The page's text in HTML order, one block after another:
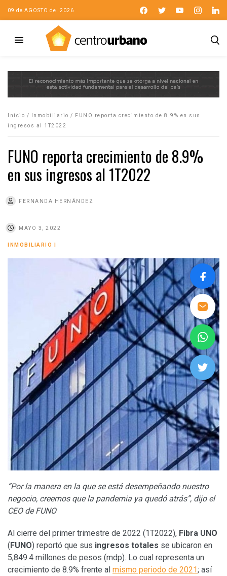
09 de AGOSTO del 2026
Inicio / Inmobiliario /
FUNO reporta crecimiento de 8.9% en sus
ingresos al 1T2022
FUNO reporta crecimiento de 8.9%
en sus ingresos al 1T2022
FERNANDA HERNÁNDEZ
MAYO 3, 2022
INMOBILIARIO
“Por la manera en la que se está desempeñando nuestro
negocio, creemos que la pandemia ya quedó atrás”, dijo el
CEO de FUNO
Al cierre del primer trimestre de 2022 (1T2022), Fibra UNO
(FUNO) reportó que sus ingresos totales se ubicaron en
5,849.4 millones de pesos (mdp). Lo cual representa un
crecimiento de 8.9% frente al mismo periodo de 2021; así